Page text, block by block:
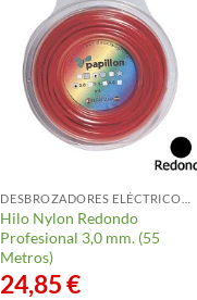
Hilo Nylon Redondo
Profesional 3,0 mm. (55
Metros)
24,85€